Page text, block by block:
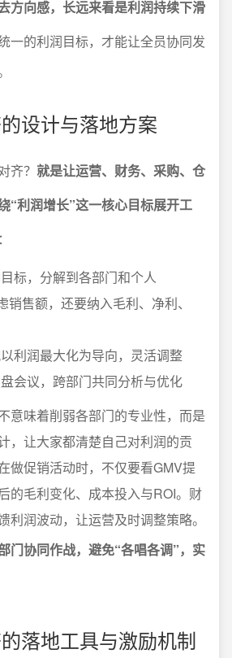
方向感，长远来看是利润持续下滑
一的利润目标，才能让全员协同发
设计与落地方案
齐？ 就是让运营、财务、采购、仓
“利润增长”这一核心目标展开工
标，分解到各部门和个人
销售额，还要纳入毛利、净利、
利润最大化为导向，灵活调整
会议，跨部门共同分析与优化
意味着削弱各部门的专业性，而是
，让大家都清楚自己对利润的贡
做促销活动时，不仅要看GMV提
的毛利变化、成本投入与ROI。财
利润波动，让运营及时调整策略。
门协同作战，避免“各唱各调”，实
落地工具与激励机制